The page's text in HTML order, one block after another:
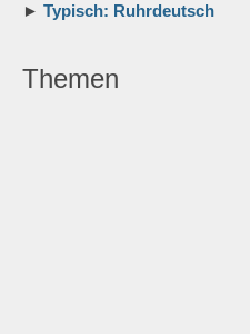
► Typisch: Ruhrdeutsch
Themen